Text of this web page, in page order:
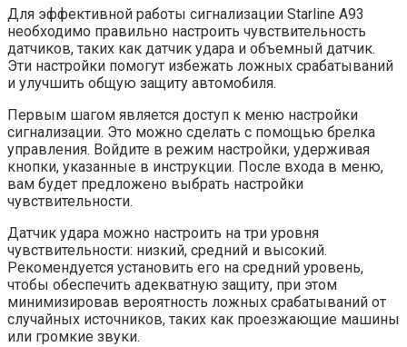
Для эффективной работы сигнализации Starline A93
необходимо правильно настроить чувствительность
датчиков, таких как датчик удара и объемный датчик.
Эти настройки помогут избежать ложных срабатываний
и улучшить общую защиту автомобиля.
Первым шагом является доступ к меню настройки
сигнализации. Это можно сделать с помощью брелка
управления. Войдите в режим настройки, удерживая
кнопки, указанные в инструкции. После входа в меню,
вам будет предложено выбрать настройки
чувствительности.
Датчик удара можно настроить на три уровня
чувствительности: низкий, средний и высокий.
Рекомендуется установить его на средний уровень,
чтобы обеспечить адекватную защиту, при этом
минимизировав вероятность ложных срабатываний от
случайных источников, таких как проезжающие машины
или громкие звуки.